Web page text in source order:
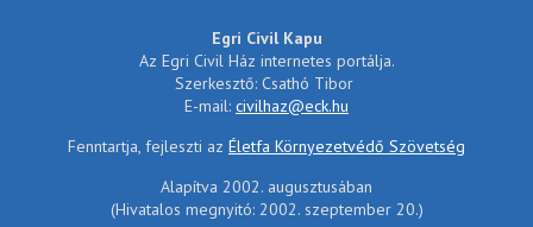
Egri Civil Kapu
Az Egri Civil Ház internetes portálja.
Szerkesztő: Csathó Tibor
E-mail: civilhaz@eck.hu
Fenntartja, fejleszti az Életfa Környezetvédő Szövetség
Alapítva 2002. augusztusában
(Hivatalos megnyitó: 2002. szeptember 20.)